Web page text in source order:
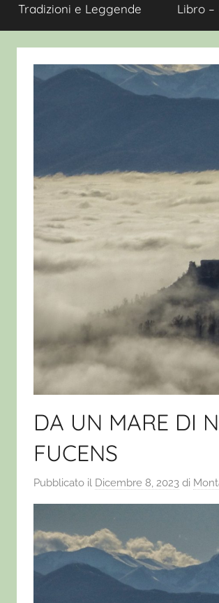
Tradizioni e Leggende Libro –
DA UN MARE DI
FUCENS
Pubblicato il Dicembre 8, 2023 di